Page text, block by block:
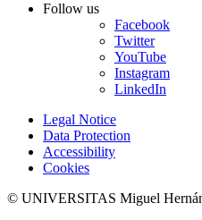
Follow us
Facebook
Twitter
YouTube
Instagram
LinkedIn
Legal Notice
Data Protection
Accessibility
Cookies
© UNIVERSITAS Miguel